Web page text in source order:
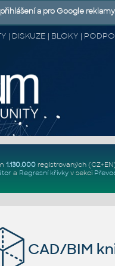
| DISKUZE | BLOKY |
1.130.000registrovaných
a Regresní křivkyv sekci
CAD/BIM
a pro Google